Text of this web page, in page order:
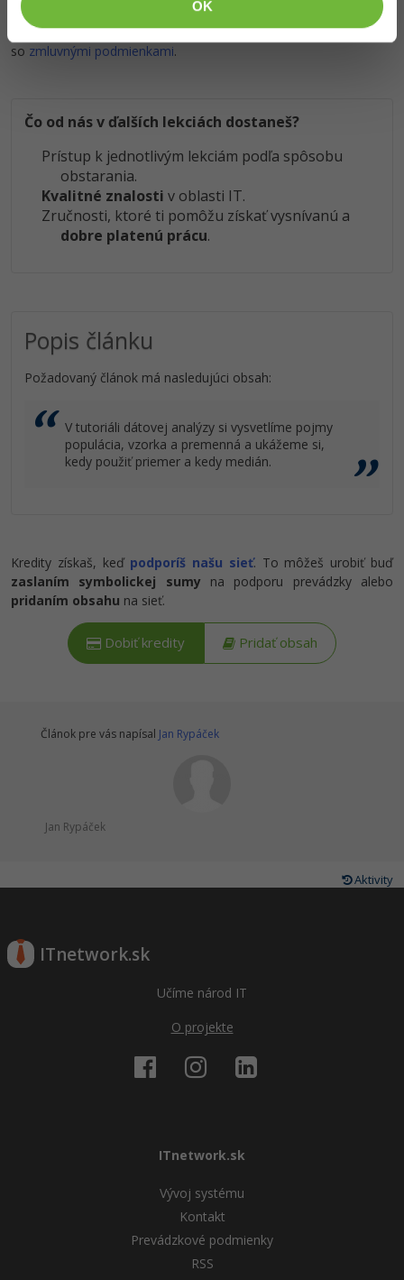
OK
Obsah článku spadá pod licenciuPremium, kúpou článku súhlasíš
so zmluvnými podmienkami.
Čo od nás v ďalších lekciách dostaneš?
Prístup k jednotlivým lekciám podľa spôsobu
obstarania.
Kvalitné znalosti v oblasti IT.
Zručnosti, ktoré ti pomôžu získať vysnívanú a
dobre platenú prácu.
Popis článku
Požadovaný článok má nasledujúci obsah:
V tutoriáli dátovej analýzy si vysvetlíme pojmy
populácia, vzorka a premenná a ukážeme si,
kedy použiť priemer a kedy medián.
Kredity získaš, keď podporíš našu sieť. To môžeš urobiť buď
zaslaním symbolickej sumy na podporu prevádzky alebo
pridaním obsahu na sieť.
Dobiť kredity Pridať obsah
Článok pre vás napísal Jan Rypáček
Jan Rypáček
Aktivity
ITnetwork.sk
Učíme národ IT
O projekte
ITnetwork.sk
Vývoj systému
Kontakt
Prevádzkové podmienky
RSS